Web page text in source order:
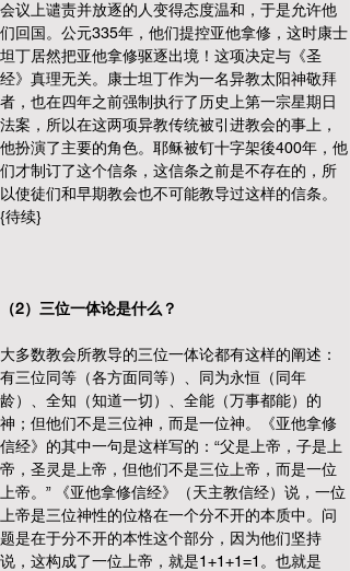
会议上谴责并放逐的人变得态度温和，于是允许他
们回国。公元335年，他们提控亚他拿修，这时康士
坦丁居然把亚他拿修驱逐出境！这项决定与《圣
经》真理无关。康士坦丁作为一名异教太阳神敬拜
者，也在四年之前强制执行了历史上第一宗星期日
法案，所以在这两项异教传统被引进教会的事上，
他扮演了主要的角色。耶稣被钉十字架後400年，他
们才制订了这个信条，这信条之前是不存在的，所
以使徒们和早期教会也不可能教导过这样的信条。
{待续}
（2）三位一体论是什么？
大多数教会所教导的三位一体论都有这样的阐述：
有三位同等（各方面同等）、同为永恒（同年
龄）、全知（知道一切）、全能（万事都能）的
神；但他们不是三位神，而是一位神。《亚他拿修
信经》的其中一句是这样写的：“父是上帝，子是上
帝，圣灵是上帝，但他们不是三位上帝，而是一位
上帝。” 《亚他拿修信经》（天主教信经）说，一位
上帝是三位神性的位格在一个分不开的本质中。问
题是在于分不开的本性这个部分，因为他们坚持
说，这构成了一位上帝，就是1+1+1=1。也就是